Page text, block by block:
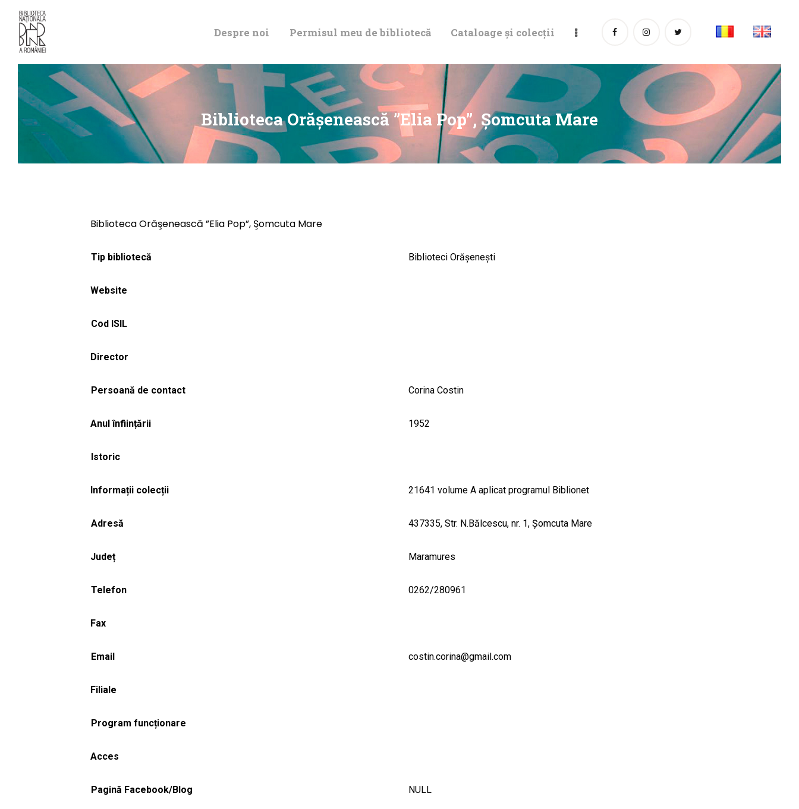
Despre noi Permisul meu de bibliotecă Cataloage și colecții
Biblioteca Orăşenească ”Elia Pop”, Şomcuta Mare
DE BIBLIOTECĂ
CATALOAGE ȘI
COLECȚII
Biblioteca Orăşenească ”Elia Pop”, Şomcuta Mare
Tip bibliotecă Biblioteci Orășenești
Website
Cod ISIL
Director
Persoană de contact Corina Costin
Anul înființării 1952
Istoric
Informații colecții 21641 volume A aplicat programul Biblionet
Adresă 437335, Str. N.Bălcescu, nr. 1, Şomcuta Mare
Județ Maramures
Telefon 0262/280961
Fax
Email costin.corina@gmail.com
Filiale
Program funcționare
Acces
Pagină Facebook/Blog NULL